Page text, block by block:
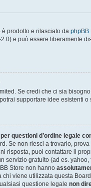
prodotto e rilasciato da phpBB
e può essere liberamente
Se credi che ci sia
supportare idee esistenti
questioni d’ordine legale
Se non riesci a trovarlo,
risposta, puoi contattare il
servizio gratuito (ad es. yahoo,
Store non hanno
viene utilizzata questa
questione legale non